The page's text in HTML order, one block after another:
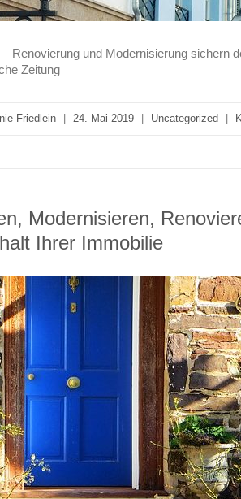
– Renovierung und Modernisierung sichern
Zeitung
Friedlein 24. Mai 2019 Uncategorized
Modernisieren,
Ihrer Immobilie